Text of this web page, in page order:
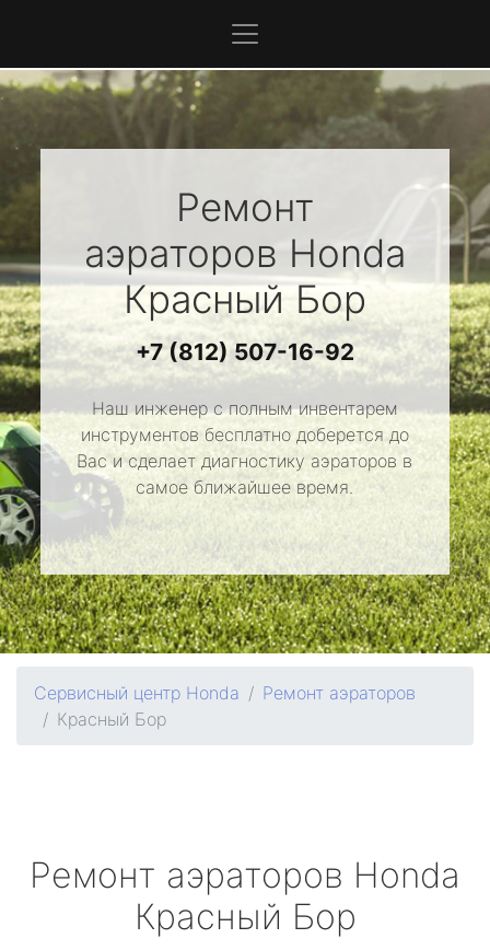
Ремонт
аэраторов Honda
Красный Бор
+7 (812) 507-16-92
Наш инженер с полным инвентарем
инструментов бесплатно доберется до
Вас и сделает диагностику аэраторов в
самое ближайшее время.
Сервисный центр Honda
Ремонт аэраторов
Красный Бор
Ремонт аэраторов Honda
Красный Бор